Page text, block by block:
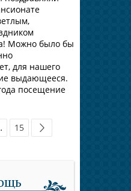
Можно было бы
для нашего
выдающееся.
посещение
15